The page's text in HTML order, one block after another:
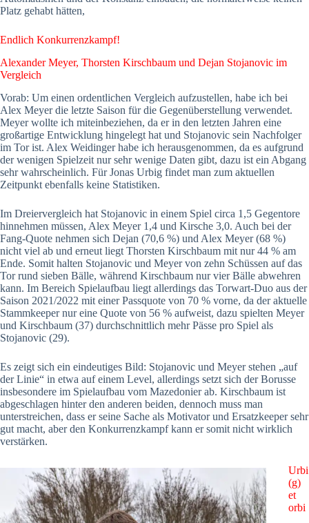
Platz gehabt hätten,
Endlich Konkurrenzkampf!
Alexander Meyer, Thorsten Kirschbaum und Dejan Stojanovic im
Vergleich
Vorab: Um einen ordentlichen Vergleich aufzustellen, habe ich bei
Alex Meyer die letzte Saison für die Gegenüberstellung verwendet.
Meyer wollte ich miteinbeziehen, da er in den letzten Jahren eine
großartige Entwicklung hingelegt hat und Stojanovic sein Nachfolger
im Tor ist. Alex Weidinger habe ich herausgenommen, da es aufgrund
der wenigen Spielzeit nur sehr wenige Daten gibt, dazu ist ein Abgang
sehr wahrscheinlich. Für Jonas Urbig findet man zum aktuellen
Zeitpunkt ebenfalls keine Statistiken.
Im Dreiervergleich hat Stojanovic in einem Spiel circa 1,5 Gegentore
hinnehmen müssen, Alex Meyer 1,4 und Kirsche 3,0. Auch bei der
Fang-Quote nehmen sich Dejan (70,6 %) und Alex Meyer (68 %)
nicht viel ab und erneut liegt Thorsten Kirschbaum mit nur 44 % am
Ende. Somit halten Stojanovic und Meyer von zehn Schüssen auf das
Tor rund sieben Bälle, während Kirschbaum nur vier Bälle abwehren
kann. Im Bereich Spielaufbau liegt allerdings das Torwart-Duo aus der
Saison 2021/2022 mit einer Passquote von 70 % vorne, da der aktuelle
Stammkeeper nur eine Quote von 56 % aufweist, dazu spielten Meyer
und Kirschbaum (37) durchschnittlich mehr Pässe pro Spiel als
Stojanovic (29).
Es zeigt sich ein eindeutiges Bild: Stojanovic und Meyer stehen „auf
der Linie“ in etwa auf einem Level, allerdings setzt sich der Borusse
insbesondere im Spielaufbau vom Mazedonier ab. Kirschbaum ist
abgeschlagen hinter den anderen beiden, dennoch muss man
unterstreichen, dass er seine Sache als Motivator und Ersatzkeeper sehr
gut macht, aber den Konkurrenzkampf kann er somit nicht wirklich
verstärken.
Urbi
(g)
et
orbi